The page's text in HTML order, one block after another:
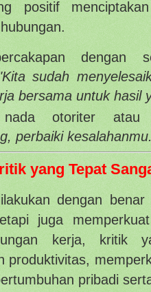
positif
dengan
sudah
bersama untuk hasil
nada otoriter atau
perbaiki
yang Tepat
dengan
juga
kerja, kritik
produktivitas,
pribadi